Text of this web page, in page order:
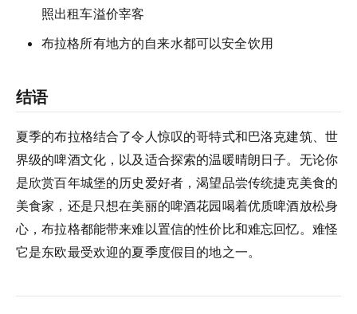
照出租车溢价宰客
布拉格所有地方的自来水都可以安全饮用
结语
夏季的布拉格结合了令人惊叹的哥特式和巴洛克建筑、世
界级的啤酒文化，以及适合探索的温暖晴朗日子。无论你
是欣赏百年城堡的历史爱好者，渴望品尝传统捷克美食的
美食家，还是只想在美丽的啤酒花园喝着优质啤酒放松身
心，布拉格都能带来难以置信的性价比和难忘回忆。难怪
它是东欧最受欢迎的夏季度假目的地之一。